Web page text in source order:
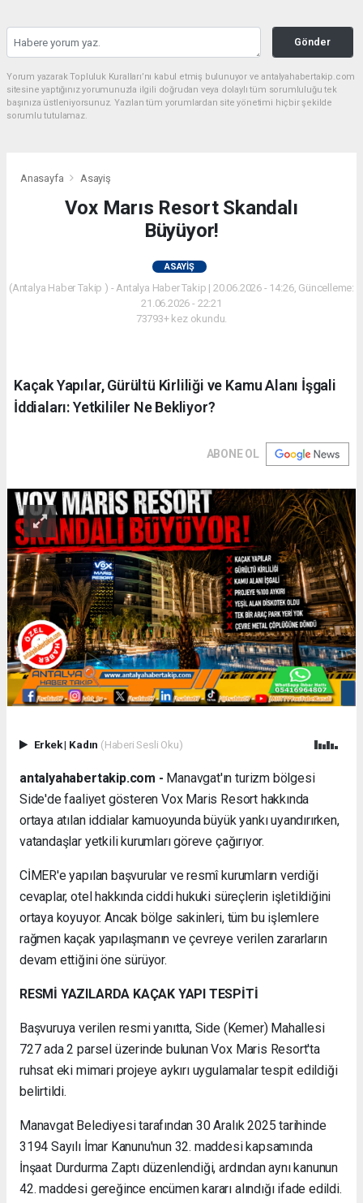
Gönder
Yorum yazarak Topluluk Kuralları’nı kabul etmiş bulunuyor ve antalyahabertakip.com
sitesine yaptığınız yorumunuzla ilgili doğrudan veya dolaylı tüm sorumluluğu tek
başınıza üstleniyorsunuz. Yazılan tüm yorumlardan site yönetimi hiçbir şekilde
sorumlu tutulamaz.
Anasayfa Asayiş
Vox Marıs Resort Skandalı
Büyüyor!
ASAYIŞ
(Antalya Haber Takip ) - Antalya Haber Takip | 20.06.2026 - 14:26, Güncelleme:
21.06.2026 - 22:21
73793+ kez okundu.
Kaçak Yapılar, Gürültü Kirliliği ve Kamu Alanı İşgali
İddiaları: Yetkililer Ne Bekliyor?
ABONE OL
Erkek| Kadın (Haberi Sesli Oku)
antalyahabertakip.com - Manavgat'ın turizm bölgesi
Side'de faaliyet gösteren Vox Maris Resort hakkında
ortaya atılan iddialar kamuoyunda büyük yankı uyandırırken,
vatandaşlar yetkili kurumları göreve çağırıyor.
CİMER'e yapılan başvurular ve resmî kurumların verdiği
cevaplar, otel hakkında ciddi hukuki süreçlerin işletildiğini
ortaya koyuyor. Ancak bölge sakinleri, tüm bu işlemlere
rağmen kaçak yapılaşmanın ve çevreye verilen zararların
devam ettiğini öne sürüyor.
RESMİ YAZILARDA KAÇAK YAPI TESPİTİ
Başvuruya verilen resmi yanıtta, Side (Kemer) Mahallesi
727 ada 2 parsel üzerinde bulunan Vox Maris Resort'ta
ruhsat eki mimari projeye aykırı uygulamalar tespit edildiği
belirtildi.
Manavgat Belediyesi tarafından 30 Aralık 2025 tarihinde
3194 Sayılı İmar Kanunu'nun 32. maddesi kapsamında
İnşaat Durdurma Zaptı düzenlendiği, ardından aynı kanunun
42. maddesi gereğince encümen kararı alındığı ifade edildi.